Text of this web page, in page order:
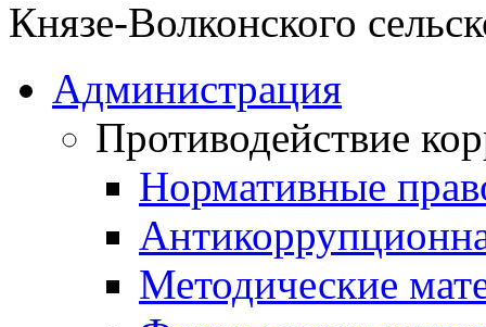
Князе-Волконского
Администрация
Противодействие
Нормативные
Методические